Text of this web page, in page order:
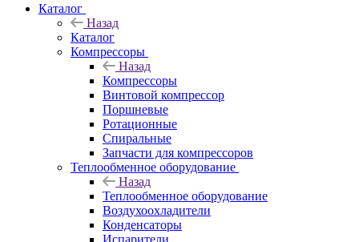
Каталог
Назад
Каталог
Компрессоры
Назад
Компрессоры
Винтовой компрессор
Поршневые
Ротационные
Спиральные
Запчасти для компрессоров
Теплообменное оборудование
Назад
Теплообменное оборудование
Воздухоохладители
Конденсаторы
Испарители